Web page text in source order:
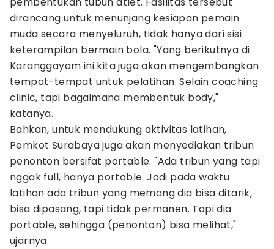
dirancang untuk menunjang kesiapan pemain
muda secara menyeluruh, tidak hanya dari sisi
keterampilan bermain bola. "Yang berikutnya di
Karanggayam ini kita juga akan mengembangkan
tempat-tempat untuk pelatihan. Selain coaching
clinic, tapi bagaimana membentuk body,"
katanya.
Bahkan, untuk mendukung aktivitas latihan,
Pemkot Surabaya juga akan menyediakan tribun
penonton bersifat portable. "Ada tribun yang tapi
nggak full, hanya portable. Jadi pada waktu
latihan ada tribun yang memang dia bisa ditarik,
bisa dipasang, tapi tidak permanen. Tapi dia
portable, sehingga (penonton) bisa melihat,"
ujarnya.